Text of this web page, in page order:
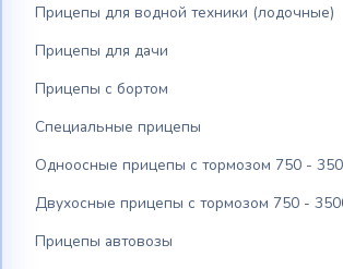
Прицепы для водной техники (лодочные)
Прицепы для дачи
Прицепы с бортом
Специальные прицепы
Одноосные прицепы с тормозом 750 -
Двухосные прицепы с тормозом 750 -
Прицепы автовозы